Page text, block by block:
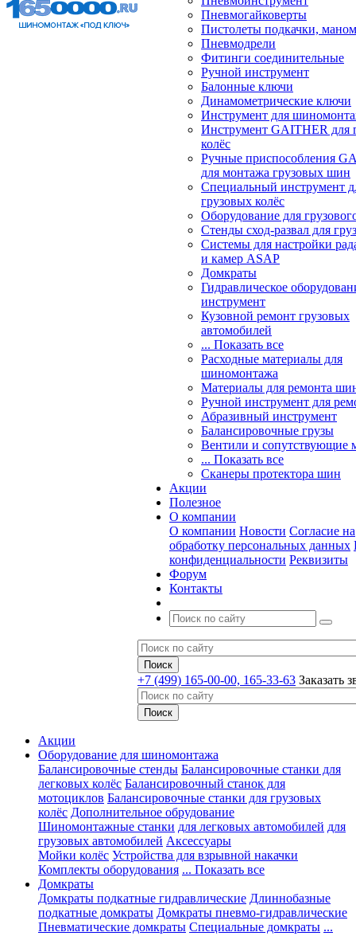
Пневмогайковерты
Пистолеты подкачки,
Пневмодрели
Фитинги соединительные
Ручной инструмент
Балонные ключи
Динамометрические ключи
Инструмент для
Инструмент GAITHER для
колёс
Ручные приспособления
для монтажа грузовых шин
Специальный инструмент
грузовых колёс
Оборудование для
Стенды сход-развал для
Системы для настройки
и камер ASAP
Домкраты
Гидравлическое
инструмент
Кузовной ремонт грузовых
автомобилей
... Показать все
Расходные материалы для
шиномонтажа
Материалы для ремонта
Ручной инструмент для
Абразивный инструмент
Балансировочные грузы
Вентили и сопутствующие
... Показать все
Сканеры протектора шин
Акции
Полезное
О компании
О компании Новости Согласие на
обработку персональных данных
конфиденциальности Реквизиты
Форум
Контакты
+7 (499) 165-00-00, 165-33-63 Заказать
Акции
Оборудование для шиномонтажа
Балансировочные стенды Балансировочные станки для
легковых колёс Балансировочный станок для
мотоциклов Балансировочные станки для грузовых
колёс Дополнительное обрудование
Шиномонтажные станки для легковых автомобилей для
грузовых автомобилей Аксессуары
Мойки колёс Устройства для взрывной накачки
Комплекты оборудования ... Показать все
Домкраты
Домкраты подкатные гидравлические Длиннобазные
подкатные домкраты Домкраты пневмо-гидравлические
Пневматические домкраты Специальные домкраты ...